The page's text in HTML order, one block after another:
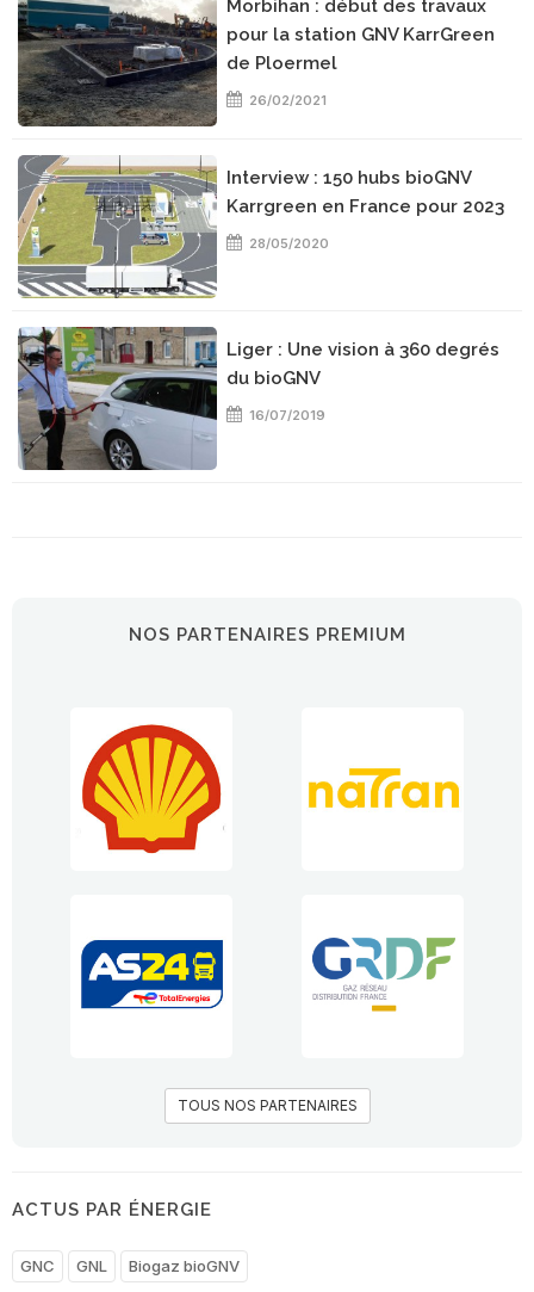
Morbihan : début des travaux
pour la station GNV KarrGreen
de Ploermel
26/02/2021
Interview : 150 hubs bioGNV
Karrgreen en France pour 2023
28/05/2020
Liger : Une vision à 360 degrés
du bioGNV
16/07/2019
NOS PARTENAIRES PREMIUM
TOUS NOS PARTENAIRES
ACTUS PAR ÉNERGIE
GNC GNL Biogaz bioGNV